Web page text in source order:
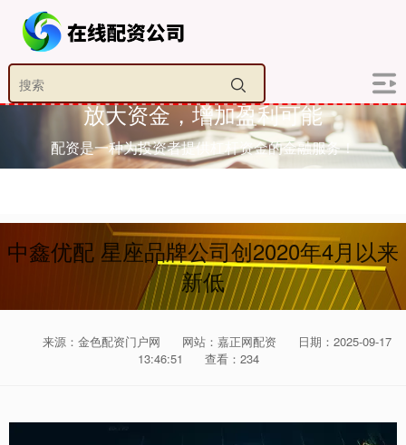
放大资金，增加盈利可能
配资是一种为投资者提供杠杆资金的金融服务！
中鑫优配 星座品牌公司创2020年4月以来
新低
来源：金色配资门户网 网站：嘉正网配资
日期：2025-09-17
13:46:51
查看：234